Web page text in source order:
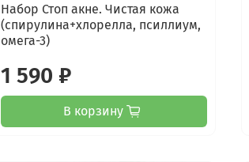
Набор Стоп акне. Чистая кожа
(спирулина+хлорелла, псиллиум,
омега-3)
1 590 ₽
В корзину